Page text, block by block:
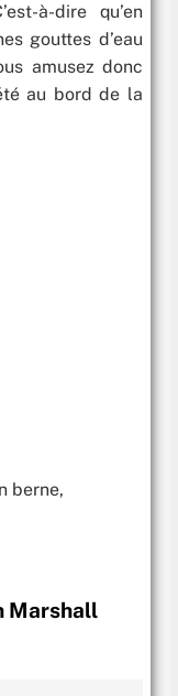
à-dire qu’en
gouttes d’eau
amusez donc
au bord de la
berne,
Marshall